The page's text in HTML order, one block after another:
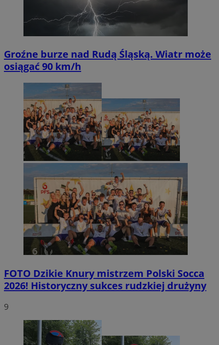
Groźne burze nad Rudą Śląską. Wiatr może
osiągać 90 km/h
FOTO Dzikie Knury mistrzem Polski Socca
2026! Historyczny sukces rudzkiej drużyny
9